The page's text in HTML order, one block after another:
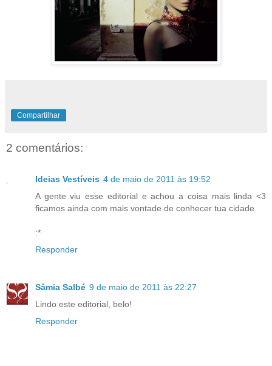
Compartilhar
2 comentários:
Ideias Vestíveis 4 de maio de 2011 às 19:52
A gente viu esse editorial e achou a coisa mais linda <3
ficamos ainda com mais vontade de conhecer tua cidade.
:*
Responder
Sâmia Salbé 9 de maio de 2011 às 22:27
Lindo este editorial, belo!
Responder